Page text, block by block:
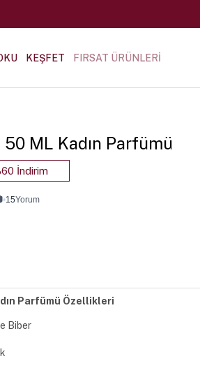
KEŞFET FIRSAT ÜRÜNLERİ
ML Kadın Parfümü
İndirim
•15Yorum
Parfümü Özellikleri
Biber